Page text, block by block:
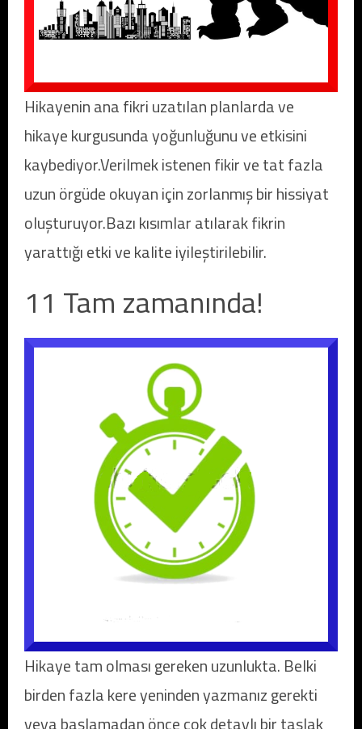
Hikayenin ana fikri uzatılan planlarda ve
hikaye kurgusunda yoğunluğunu ve etkisini
kaybediyor.Verilmek istenen fikir ve tat fazla
uzun örgüde okuyan için zorlanmış bir hissiyat
oluşturuyor.Bazı kısımlar atılarak fikrin
yarattığı etki ve kalite iyileştirilebilir.
11 Tam zamanında!
Hikaye tam olması gereken uzunlukta. Belki
birden fazla kere yeninden yazmanız gerekti
veya başlamadan önce çok detaylı bir taslak